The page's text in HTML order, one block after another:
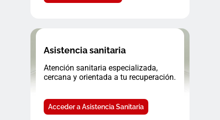
Asistencia sanitaria
Atención sanitaria especializada,
cercana y orientada a tu recuperación.
Acceder a Asistencia Sanitaria